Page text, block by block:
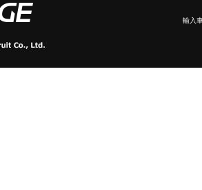
輸入